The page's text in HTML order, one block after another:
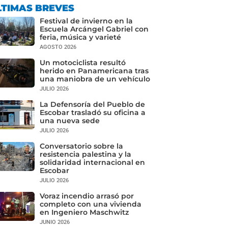
BREVES
Festival de invierno en la
Escuela Arcángel Gabriel con
feria, música y varieté
AGOSTO 2026
Un motociclista resultó
herido en Panamericana tras
una maniobra de un vehículo
JULIO 2026
La Defensoría del Pueblo de
Escobar trasladó su oficina a
una nueva sede
JULIO 2026
Conversatorio sobre la
resistencia palestina y la
solidaridad internacional en
Escobar
JULIO 2026
Voraz incendio arrasó por
completo con una vivienda
en Ingeniero Maschwitz
JUNIO 2026